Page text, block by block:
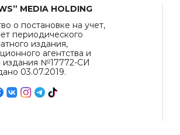
MEDIA HOLDING
о постановке на учет,
периодического
издания,
агентства и
издания №17772-СИ
03.07.2019.